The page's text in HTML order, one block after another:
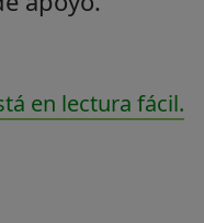
en lectura fácil.